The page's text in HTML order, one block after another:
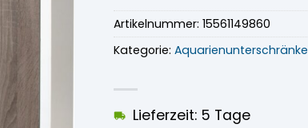
Lieferzeit: 5 Tage
Artikelnummer: 15561149860
Kategorie: Aquarienunterschränke